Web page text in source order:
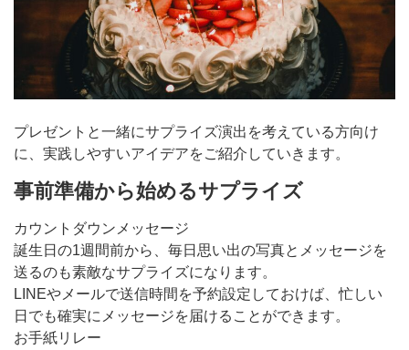
プレゼントと一緒にサプライズ演出を考えている方向け
に、実践しやすいアイデアをご紹介していきます。
事前準備から始めるサプライズ
カウントダウンメッセージ
誕生日の1週間前から、毎日思い出の写真とメッセージを
送るのも素敵なサプライズになります。
LINEやメールで送信時間を予約設定しておけば、忙しい
日でも確実にメッセージを届けることができます。
お手紙リレー